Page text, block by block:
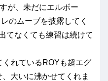
が、未だにエルボー
のムーブを披露してく
てなくても練習は続けて
くれているROYも超エグ
大いに沸かせてくれま